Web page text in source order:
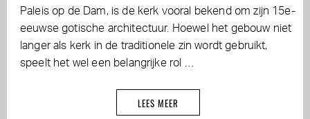
Paleis op de Dam, is de kerk vooral bekend om zijn 15e-
eeuwse gotische architectuur. Hoewel het gebouw niet
langer als kerk in de traditionele zin wordt gebruikt,
speelt het wel een belangrijke rol …
LEES MEER